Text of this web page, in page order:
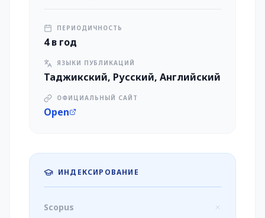
ПЕРИОДИЧНОСТЬ
4 в год
ЯЗЫКИ ПУБЛИКАЦИЙ
Таджикский, Русский, Английский
ОФИЦИАЛЬНЫЙ САЙТ
Open
ИНДЕКСИРОВАНИЕ
Scopus